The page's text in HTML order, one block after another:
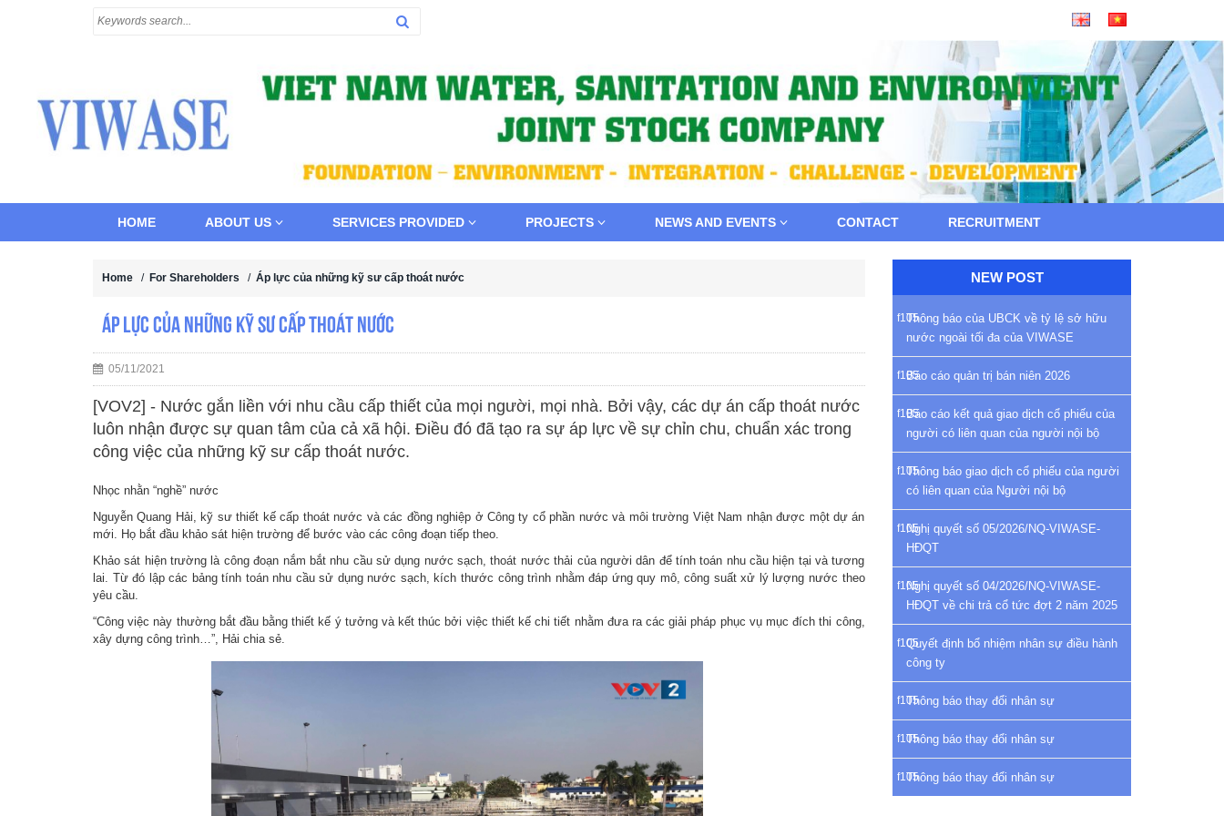
HOME ABOUT US SERVICES PROVIDED PROJECTS NEWS AND EVENTS CONTACT RECRUITMENT
Home / For Shareholders / Áp lực của những kỹ sư cấp thoát nước
Áp lực của những kỹ sư cấp thoát nước
05/11/2021
[VOV2] - Nước gắn liền với nhu cầu cấp thiết của mọi người, mọi nhà. Bởi vậy, các dự án cấp thoát nước
luôn nhận được sự quan tâm của cả xã hội. Điều đó đã tạo ra sự áp lực về sự chỉn chu, chuẩn xác trong
công việc của những kỹ sư cấp thoát nước.
Nhọc nhằn “nghề” nước
Nguyễn Quang Hải, kỹ sư thiết kế cấp thoát nước và các đồng nghiệp ở Công ty cổ phần nước và môi trường Việt Nam nhận được một dự án
mới. Họ bắt đầu khảo sát hiện trường để bước vào các công đoạn tiếp theo.
Khảo sát hiện trường là công đoạn nắm bắt nhu cầu sử dụng nước sạch, thoát nước thải của người dân để tính toán nhu cầu hiện tại và tương
lai. Từ đó lập các bảng tính toán nhu cầu sử dụng nước sạch, kích thước công trình nhằm đáp ứng quy mô, công suất xử lý lượng nước theo
yêu cầu.
“Công việc này thường bắt đầu bằng thiết kế ý tưởng và kết thúc bởi việc thiết kế chi tiết nhằm đưa ra các giải pháp phục vụ mục đích thi công,
xây dựng công trình…”, Hải chia sẻ.
NEW POST
Thông báo của UBCK về tỷ lệ sở hữu
nước ngoài tối đa của VIWASE
Báo cáo quản trị bán niên 2026
Báo cáo kết quả giao dịch cổ phiếu của
người có liên quan của người nội bộ
Thông báo giao dịch cổ phiếu của người
có liên quan của Người nội bộ
Nghị quyết số 05/2026/NQ-VIWASE-
HĐQT
Nghị quyết số 04/2026/NQ-VIWASE-
HĐQT về chi trả cổ tức đợt 2 năm 2025
Quyết định bổ nhiệm nhân sự điều hành
công ty
Thông báo thay đổi nhân sự
Thông báo thay đổi nhân sự
Thông báo thay đổi nhân sự